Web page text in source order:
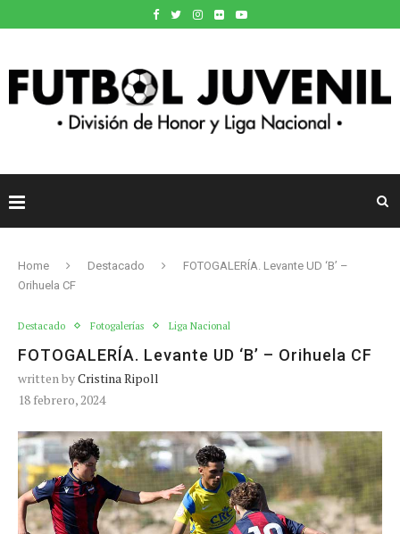
Home Destacado
FOTOGALERÍA. Levante UD ‘B’ –
Orihuela CF
Destacado Fotogalerías Liga Nacional
FOTOGALERÍA. Levante UD ‘B’ – Orihuela CF
written byCristina Ripoll
18 febrero, 2024